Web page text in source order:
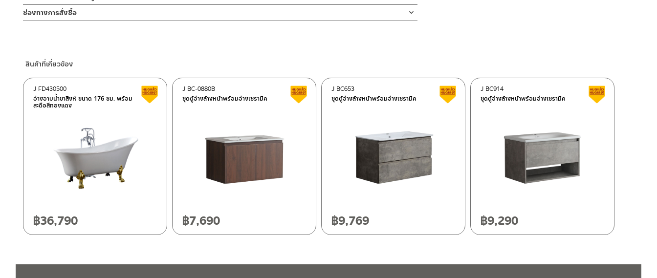
ช่องทางออนไลน์
– Email: contact@charnpaiboon.com
662/61-62 ถนน พระราม3 แขวงบางโพงพาง เขตยานนาวา กรุงเทพฯ 10120
โทร: 02-358-0080 / 080-075-8668 / 091-545-0556
ศูนย์บริการและอะไหล่
โทร: 080-075-2626
วันเสาร์ เวลา 8:30-15:00 น.
ช่องทางการสั่งซื้อ
–Lazada
ติดต่อพนักงานขาย / Contact Sales Staff
โทร: 02-285-5795
LINE:@charnpaiboon.sales
ติดต่อ ชาญไพบูลย์ / Contact Us
สินค้าที่เกี่ยวข้อง
อ่างอาบน้ำขาสิงห์ ขนาด 176 ซม. พร้อม
สะดือสีทองแดง
J FD430500 สินค้าลดราคา เคลียร์สต็อก
฿36,790
ชุดตู้อ่างล้างหน้าพร้อมอ่างเซรามิค
J BC-0880B สินค้าลดราคา เคลียร์สต็อก
฿7,690
ชุดตู้อ่างล้างหน้าพร้อมอ่างเซรามิค
J BC653 สินค้าลดราคา เคลียร์สต็อก
฿9,769
ชุดตู้อ่างล้างหน้าพร้อมอ่างเซรามิค
J BC914 สินค้าลดราคา เคลี
฿9,290